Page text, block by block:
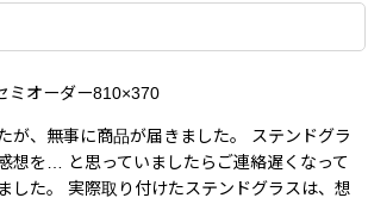
ミオーダー810×370
が、無事に商品が届きました。 ステンドグラ
想を… と思っていましたらご連絡遅くなって
した。 実際取り付けたステンドグラスは、想